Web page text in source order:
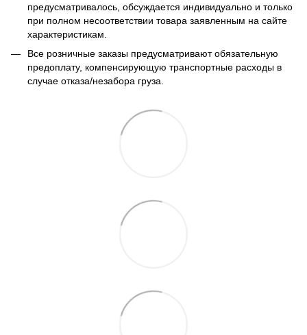
предусматривалось, обсуждается индивидуально и только
при полном несоответствии товара заявленным на сайте
характеристикам.
Все розничные заказы предусматривают обязательную
предоплату, компенсирующую транспортные расходы в
случае отказа/незабора груза.